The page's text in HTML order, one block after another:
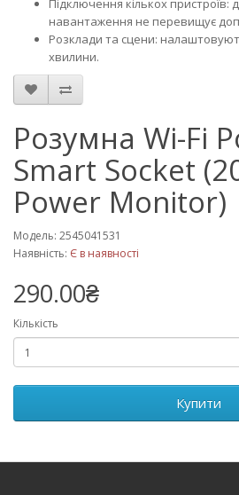
Підключення кількох
навантаження не перевищує
Розклади та сцени:
хвилини.
Розумна Wi-Fi
Smart Socket
Power Monitor)
Модель: 2545041531
Наявність: Є в наявності
290.00₴
Кількість
Купити